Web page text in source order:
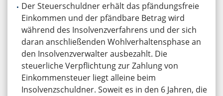
Der Steuerschuldner erhält das pfändungsfreie
Einkommen und der pfändbare Betrag wird
während des Insolvenzverfahrens und der sich
daran anschließenden Wohlverhaltensphase an
den Insolvenzverwalter ausbezahlt. Die
steuerliche Verpflichtung zur Zahlung von
Einkommensteuer liegt alleine beim
Insolvenzschuldner. Soweit es in den 6 Jahren, die